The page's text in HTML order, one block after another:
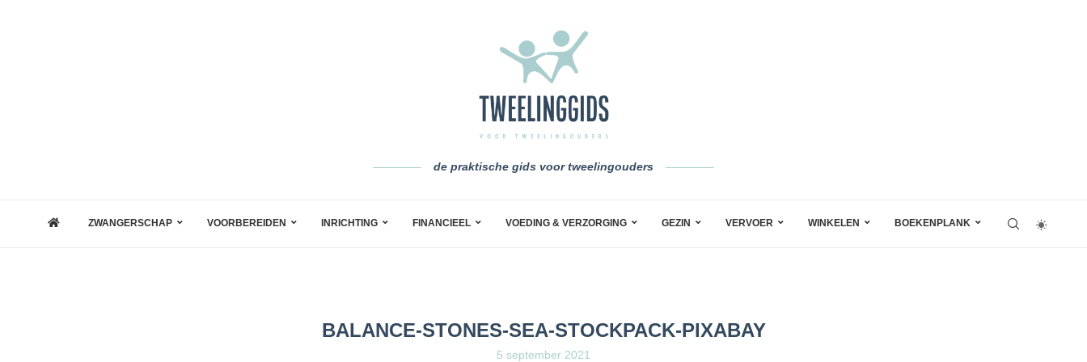
de praktische gids voor tweelingouders
ZWANGERSCHAP VOORBEREIDEN INRICHTING FINANCIEEL VOEDING & VERZORGING GEZIN VERVOER WINKELEN BOEKENPLANK
BALANCE-STONES-SEA-STOCKPACK-PIXABAY
5 september 2021